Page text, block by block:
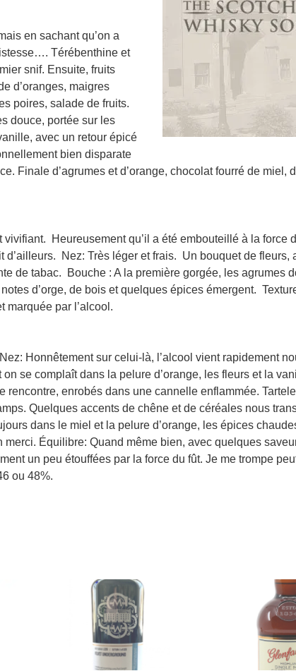
en sachant qu’on a
Térébenthine et
snif. Ensuite, fruits
d’oranges, maigres
poires, salade de fruits.
douce, portée sur les
avec un retour épicé
bien disparate
Finale d’agrumes et d’orange, chocolat fourré de miel,
vivifiant. Heureusement qu’il a été embouteillé à la
d’ailleurs. Nez: Très léger et frais. Un bouquet de fleurs,
de tabac. Bouche : A la première gorgée, les agrumes
d’orge, de bois et quelques épices émergent.
marquée par l’alcool.
Honnêtement sur celui-là, l’alcool vient rapidement
on se complaît dans la pelure d’orange, les fleurs et la
rencontre, enrobés dans une cannelle enflammée.
Quelques accents de chêne et de céréales nous
dans le miel et la pelure d’orange, les épices
merci. Équilibre: Quand même bien, avec quelques
un peu étouffées par la force du fût. Je me trompe
ou 48%.